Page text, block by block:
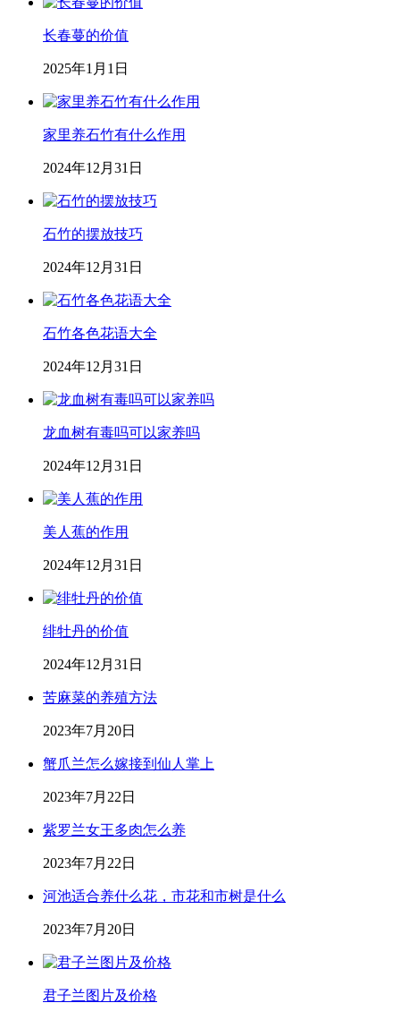
长春蔓的价值
2025年1月1日
家里养石竹有什么作用
2024年12月31日
石竹的摆放技巧
2024年12月31日
石竹各色花语大全
2024年12月31日
龙血树有毒吗可以家养吗
2024年12月31日
美人蕉的作用
2024年12月31日
绯牡丹的价值
2024年12月31日
苦麻菜的养殖方法
2023年7月20日
蟹爪兰怎么嫁接到仙人掌上
2023年7月22日
紫罗兰女王多肉怎么养
2023年7月22日
河池适合养什么花，市花和市树是什么
2023年7月20日
君子兰图片及价格